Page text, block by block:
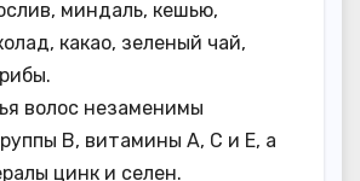
миндаль, кешью,
какао, зеленый чай,
волос незаменимы
В, витамины А, С и Е, а
цинк и селен.